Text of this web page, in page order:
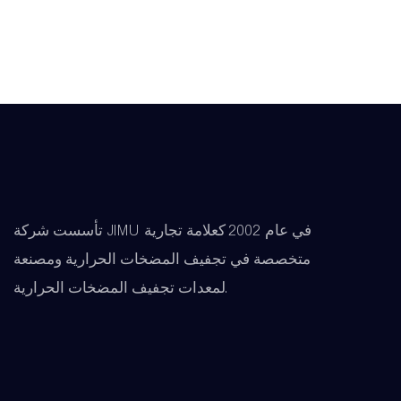
تأسست شركة JIMU في عام 2002 كعلامة تجارية
متخصصة في تجفيف المضخات الحرارية ومصنعة
لمعدات تجفيف المضخات الحرارية.